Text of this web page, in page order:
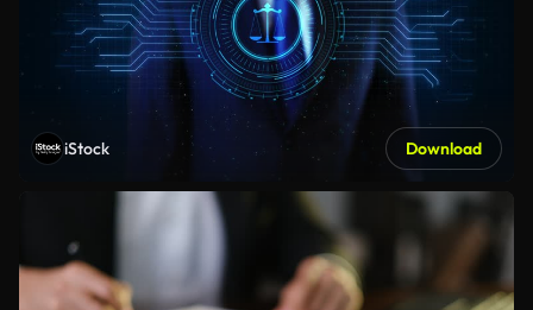
iStock Download